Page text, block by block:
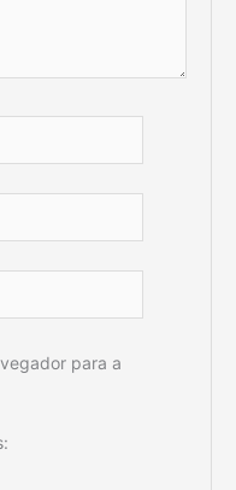
para a